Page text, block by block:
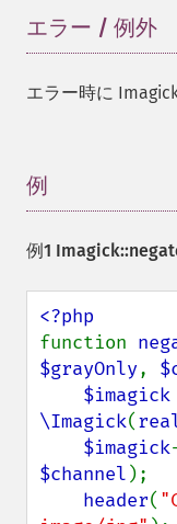
エラー / 例外
エラー時に
例
例1
function
$grayOnly,
$imagick
\Imagick(
$imagick
$channel );
header(
current
deconstructImages
deskewImage
displayImage
distortImage
drawImage
edgeImage
embossImage
encipherImage
enhanceImage
equalizeImage
evaluateImage
exportImagePixels